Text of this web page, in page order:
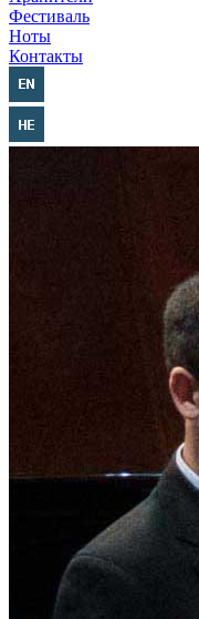
Фестиваль
Ноты
Контакты